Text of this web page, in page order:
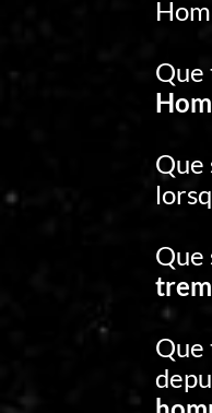
Que
Que
Que
Que